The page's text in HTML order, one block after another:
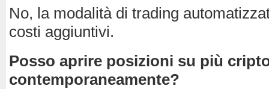
No, la modalità di trading
costi aggiuntivi.
Posso aprire posizioni su più
contemporaneamente?